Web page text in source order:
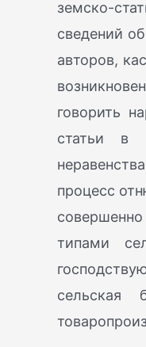
земско-
сведений
авторов,
говорить
статьи в
процесс
типами
сельская